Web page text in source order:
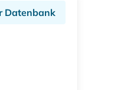
Datenbank